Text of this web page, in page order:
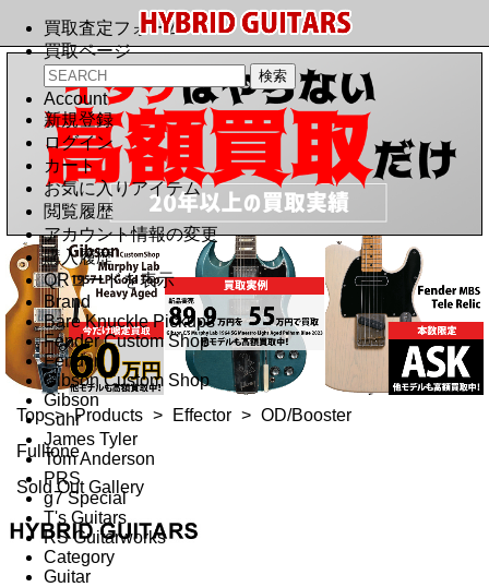
買取査定フォーム
買取ページ
Account
新規登録
ログイン
カート
お気に入りアイテム
閲覧履歴
アカウント情報の変更
購入履歴
QRコードを表示
Brand
Bare Knuckle Pickups
Fender Custom Shop
Fender
Gibson Custom Shop
Gibson
Suhr
James Tyler
Tom Anderson
PRS
g7 Special
T's Guitars
RS Guitarworks
Category
Guitar
Top > Products > Effector > OD/Booster
Fulltone
Sold Out Gallery